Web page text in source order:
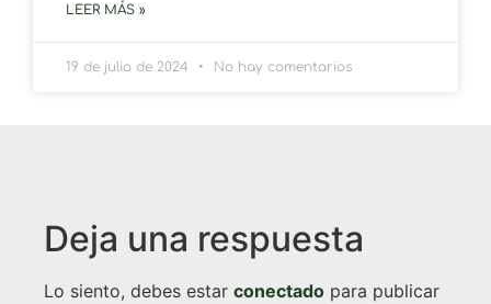
LEER MÁS »
19 de julio de 2024 No hay comentarios
Deja una respuesta
Lo siento, debes estar conectado para publicar